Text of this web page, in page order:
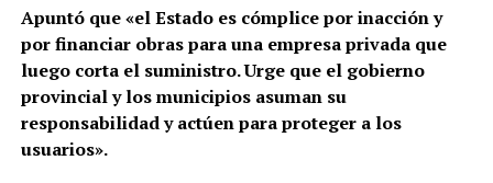
Apuntó que «el Estado es cómplice por inacción y
por financiar obras para una empresa privada que
luego corta el suministro. Urge que el gobierno
provincial y los municipios asuman su
responsabilidad y actúen para proteger a los
usuarios».